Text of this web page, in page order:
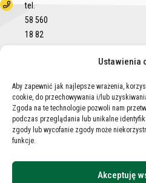
Ustawienia
Aby zapewnić jak najlepsze wrażenia,
cookie, do przechowywania i/lub
Zgoda na te technologie pozwoli nam
podczas przeglądania lub unikalne
zgody lub wycofanie zgody może
funkcje.
Akceptuję
tel.
58 560
18 82
[kliknij,
aby
zobaczyć]
Pn - Pt
8:00 –